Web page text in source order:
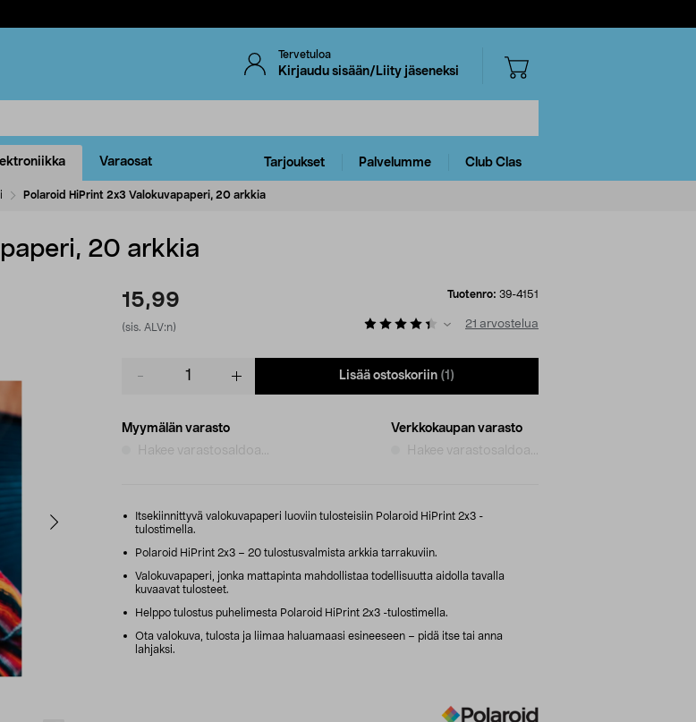
Tervetuloa
Kirjaudu sisään/Liity jäseneksi
Varaosat Tarjoukset Palvelumme Club Clas
Polaroid HiPrint 2x3 Valokuvapaperi, 20 arkkia
20 arkkia
15,99
(sis. ALV:n)
Tuotenro: 39-4151
21 arvostelua
Lisää ostoskoriin (1)
Myymälän varasto
Hakee varastosaldoa...
Verkkokaupan varasto
Hakee varastosaldoa...
Itsekiinnittyvä valokuvapaperi luoviin tulosteisiin Polaroid HiPrint 2x3 -
tulostimella.
Polaroid HiPrint 2x3 – 20 tulostusvalmista arkkia tarrakuviin.
Valokuvapaperi, jonka mattapinta mahdollistaa todellisuutta aidolla tavalla
kuvaavat tulosteet.
Helppo tulostus puhelimesta Polaroid HiPrint 2x3 -tulostimella.
Ota valokuva, tulosta ja liimaa haluamaasi esineeseen – pidä itse tai anna
lahjaksi.